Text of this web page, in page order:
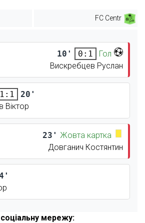
FC Centr
10' 0:1
Гол
Вискребцев Руслан
1:1
20'
Віктор
23' Жовта картка
Довганич Костянтин
мережу: